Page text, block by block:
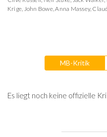
Krige, John Bowe,Anna Massey,
MB-Kritik
Es liegt noch keine offizielle